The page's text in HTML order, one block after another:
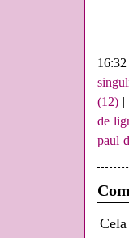
(12)|
de
paul